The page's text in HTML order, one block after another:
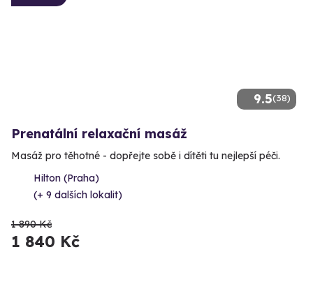
9.5(38)
Prenatální relaxační masáž
Masáž pro těhotné - dopřejte sobě i dítěti tu nejlepší péči.
Hilton (Praha)
(+ 9 dalších lokalit)
1 890 Kč
1 840 Kč